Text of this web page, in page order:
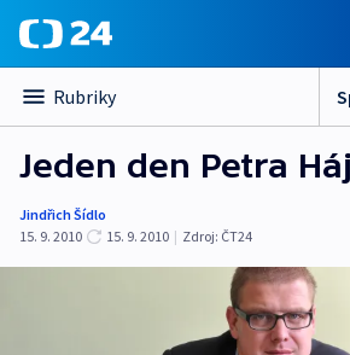
Rubriky
Jeden den Petra
Jindřich Šídlo
15. 9. 2010
15. 9. 2010 | Zdroj: ČT24